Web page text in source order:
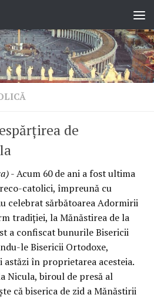
de
- Acum 60 de ani a fost ultima
catolici, împreună cu
celebrat sărbătoarea Adormirii
tradiţiei, la Mănăstirea de la
a confiscat bunurile Bisericii
le Bisericii Ortodoxe,
astăzi în proprietarea acesteia.
Nicula, biroul de presă al
că biserica de zid a Mănăstirii